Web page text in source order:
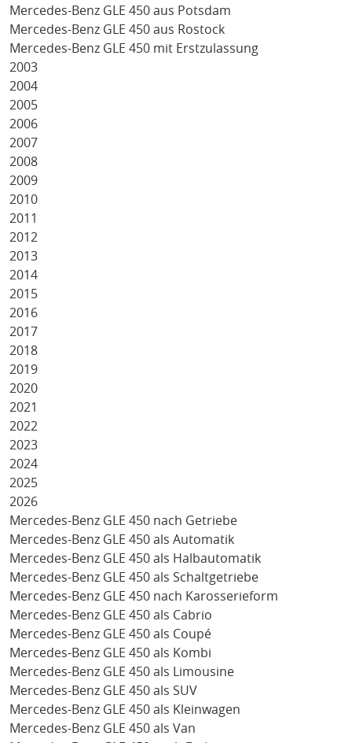
Mercedes-Benz GLE 450 aus Potsdam
Mercedes-Benz GLE 450 aus Rostock
Mercedes-Benz GLE 450 mit Erstzulassung
2003
2004
2005
2006
2007
2008
2009
2010
2011
2012
2013
2014
2015
2016
2017
2018
2019
2020
2021
2022
2023
2024
2025
2026
Mercedes-Benz GLE 450 nach Getriebe
Mercedes-Benz GLE 450 als Automatik
Mercedes-Benz GLE 450 als Halbautomatik
Mercedes-Benz GLE 450 als Schaltgetriebe
Mercedes-Benz GLE 450 nach Karosserieform
Mercedes-Benz GLE 450 als Cabrio
Mercedes-Benz GLE 450 als Coupé
Mercedes-Benz GLE 450 als Kombi
Mercedes-Benz GLE 450 als Limousine
Mercedes-Benz GLE 450 als SUV
Mercedes-Benz GLE 450 als Kleinwagen
Mercedes-Benz GLE 450 als Van